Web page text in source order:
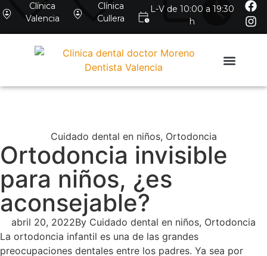
Clínica
Valencia
Clínica
Cullera
L-V de 10:00 a 19:30
h
Cuidado dental en niños, Ortodoncia
Ortodoncia invisible
para niños, ¿es
aconsejable?
abril 20, 2022By Cuidado dental en niños, Ortodoncia
La ortodoncia infantil es una de las grandes
preocupaciones dentales entre los padres. Ya sea por